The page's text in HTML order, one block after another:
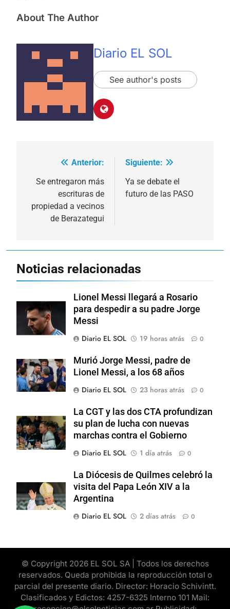
About The Author
Diario EL SOL
See author's posts
Navegación
de
entradas
Anterior:
Se entregaron más
escrituras de
propiedad a vecinos
de Berazategui
Siguiente:
Ya se debate el
futuro de las PASO
Noticias relacionadas
Lionel Messi llegará a Rosario
para despedir a su padre Jorge
Messi
Diario EL SOL
19 horas atrás 0
Murió Jorge Messi, padre de
Lionel Messi, a los 68 años
Diario EL SOL
23 horas atrás 0
La CGT y las dos CTA profundizan
su plan de lucha con nuevas
marchas contra el Gobierno
Diario EL SOL
1 día atrás 0
La Diócesis de Quilmes celebró la
visita del Papa León XIV a la
Argentina
Diario EL SOL
2 días atrás 0
© Copyright 2026 EL SOL SA | Todos los derechos
reservados. Queda prohibida la reproducción total o
parcial del presente diario. Director: Horacio Schivintt.
Clasificados y Edictos: 4257-6325 Interno 101 Mail: